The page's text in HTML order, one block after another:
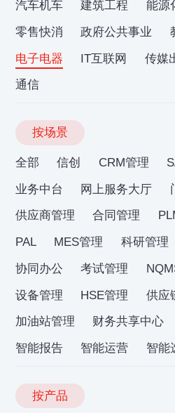
汽车机车
建筑工程 能源
零售快消
政府公共事业
电子电器
IT互联网 传媒
通信
按场景
全部 信创 CRM管理
业务中台
网上服务大厅
供应商管理
合同管理
PAL
MES管理 科研管理
协同办公
考试管理
设备管理
HSE管理
供应
加油站管理
财务共享中心
智能报告
智能运营 智能
按产品